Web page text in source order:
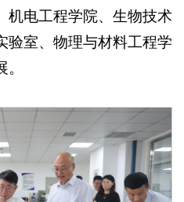
机电工程学院、生物技术
验室、物理与材料工程学